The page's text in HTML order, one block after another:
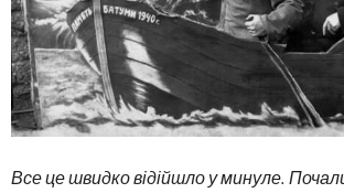
Все це швидко відійшло у минуле.